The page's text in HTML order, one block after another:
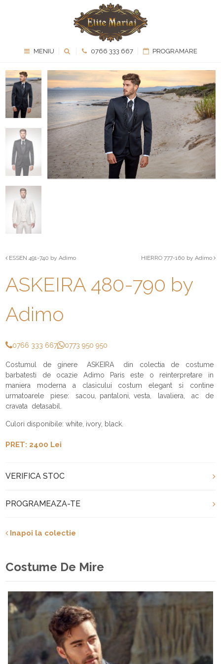
MENIU 0766 333 667 PROGRAMARE
ESSEN 491-740 by Adimo HIERRO 777-160 by Adimo
ASKEIRA 480-790 by
Adimo
0766 333 667 0773 950 950
Costumul de ginere ASKEIRA din colectia de costume
barbatesti de ocazie Adimo Paris este o reinterpretare in
maniera moderna a clasicului costum elegant si contine
urmatoarele piese: sacou, pantaloni, vesta, lavaliera, ac de
cravata detasabil.
Culori disponibile: white, ivory, black.
PRET: 2400 Lei
VERIFICA STOC
PROGRAMEAZA-TE
Inapoi la colectie
Costume De Mire